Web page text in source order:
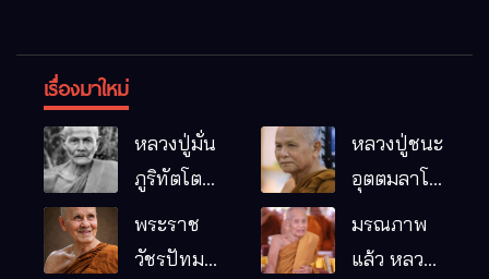
เรื่องมาใหม่
หลวงปู่มั่น
ภูริทัตโต
พระอริยเจ้า
ผู้เป็นบิดา
หลวงปู่ชนะ
อุตตมลาโภ
หมากอื๋อ
พระราช
วัชรปัทม
มรณภาพ
แล้ว หลวง